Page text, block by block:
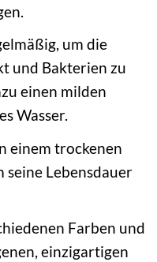
um die
und Bakterien zu
einen milden
Wasser.
einem trockenen
seine Lebensdauer
Farben und
einzigartigen